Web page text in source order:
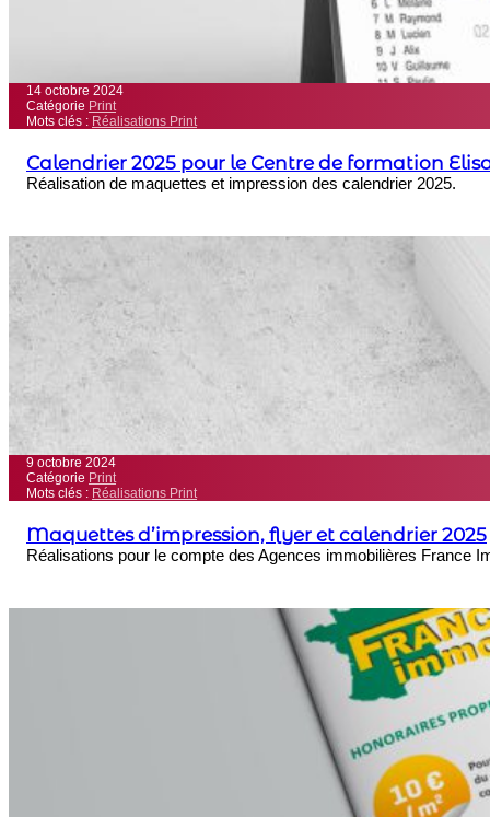
14 octobre 2024
Catégorie Print
Mots clés : Réalisations Print
Calendrier 2025 pour le Centre de formation
Réalisation de maquettes et impression des calendrier 2025.
9 octobre 2024
Catégorie Print
Mots clés : Réalisations Print
Maquettes d’impression, flyer et calendrier 2025
Réalisations pour le compte des Agences immobilières France